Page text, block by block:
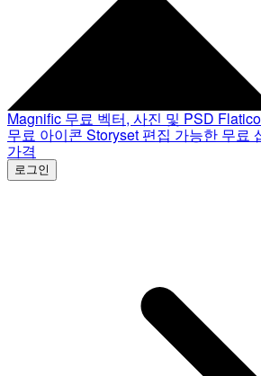
Magnific 무료 벡터, 사진 및 PSD
무료 아이콘 Storyset 편집 가능한 무료
가격
로그인